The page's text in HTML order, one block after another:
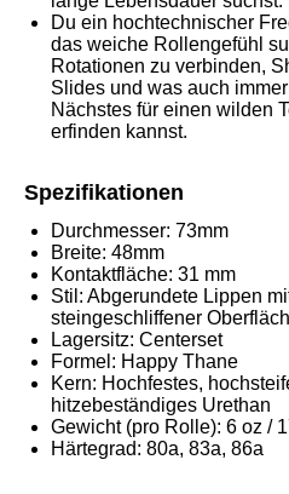
Du ein hochtechnischer
das weiche Rollengefühl
Rotationen zu verbinden,
Slides und was auch
Nächstes für einen wilden
erfinden kannst.
Spezifikationen
Durchmesser: 73mm
Breite: 48mm
Kontaktfläche: 31 mm
Stil: Abgerundete Lippen
steingeschliffener
Lagersitz: Centerset
Formel: Happy Thane
Kern: Hochfestes,
hitzebeständiges Urethan
Gewicht (pro Rolle): 6 oz /
Härtegrad: 80a, 83a, 86a